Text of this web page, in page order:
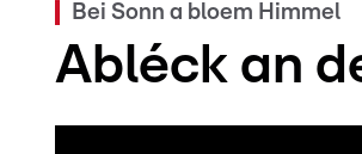
Bei Sonn a bloem Himmel
Abléck an